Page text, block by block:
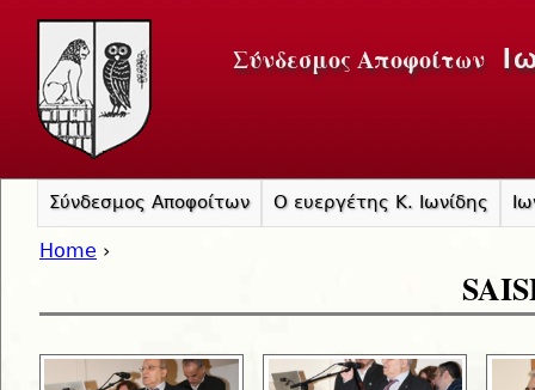
Σύνδεσμος Αποφοίτων
Home ›
Σύνδεσμος Αποφοίτων Ο ευεργέτης Κ. Ιωνίδης